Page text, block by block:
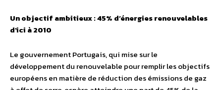
Un objectif ambitieux : 45% d’énergies renouvelables
d’ici à 2010
Le gouvernement Portugais, qui mise sur le
développement du renouvelable pour remplir les objectifs
européens en matière de réduction des émissions de gaz